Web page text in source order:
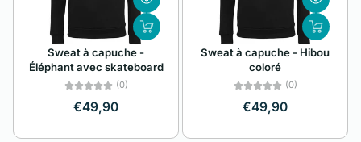
Sweat à capuche -
Éléphant avec skateboard
(0)
€49,90
Sweat à capuche - Hibou
coloré
(0)
€49,90